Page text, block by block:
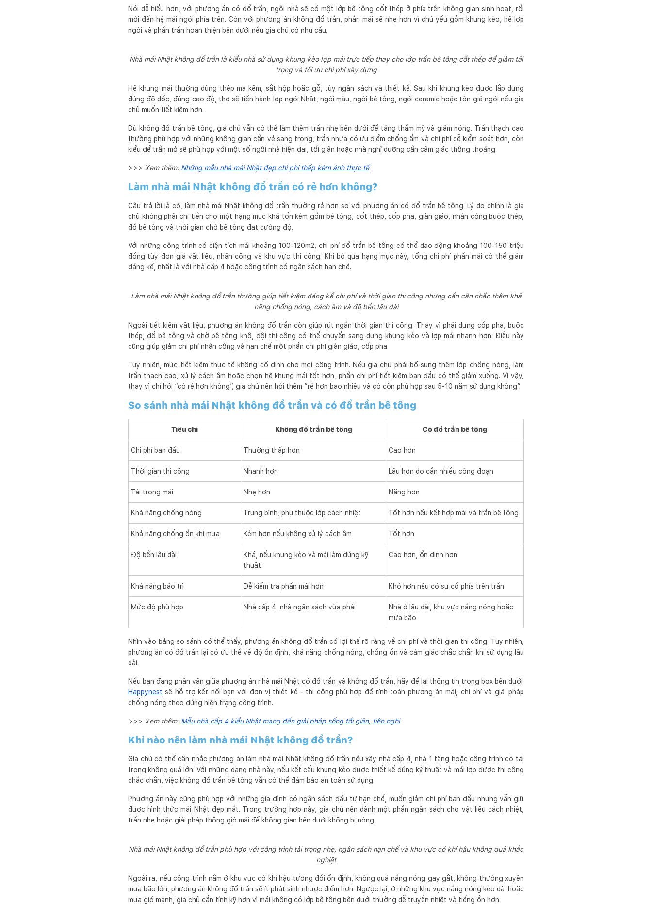
Nói dễ hiểu hơn, với phương án có đổ trần, ngôi nhà sẽ có một lớp bê tông cốt thép ở phía trên không gian sinh hoạt, rồi
mới đến hệ mái ngói phía trên. Còn với phương án không đổ trần, phần mái sẽ nhẹ hơn vì chủ yếu gồm khung kèo, hệ lợp
ngói và phần trần hoàn thiện bên dưới nếu gia chủ có nhu cầu.
Nhà mái Nhật không đổ trần là kiểu nhà sử dụng khung kèo lợp mái trực tiếp thay cho lớp trần bê tông cốt thép để giảm tải
trọng và tối ưu chi phí xây dựng
Hệ khung mái thường dùng thép mạ kẽm, sắt hộp hoặc gỗ, tùy ngân sách và thiết kế. Sau khi khung kèo được lắp dựng
đúng độ dốc, đúng cao độ, thợ sẽ tiến hành lợp ngói Nhật, ngói màu, ngói bê tông, ngói ceramic hoặc tôn giả ngói nếu gia
chủ muốn tiết kiệm hơn.
Dù không đổ trần bê tông, gia chủ vẫn có thể làm thêm trần nhẹ bên dưới để tăng thẩm mỹ và giảm nóng. Trần thạch cao
thường phù hợp với những không gian cần vẻ sang trọng, trần nhựa có ưu điểm chống ẩm và chi phí dễ kiểm soát hơn, còn
kiểu để trần mở sẽ phù hợp với một số ngôi nhà hiện đại, tối giản hoặc nhà nghỉ dưỡng cần cảm giác thông thoáng.
>>> Xem thêm: Những mẫu nhà mái Nhật đẹp chi phí thấp kèm ảnh thực tế
Làm nhà mái Nhật không đổ trần có rẻ hơn không?
Câu trả lời là có, làm nhà mái Nhật không đổ trần thường rẻ hơn so với phương án có đổ trần bê tông. Lý do chính là gia
chủ không phải chi tiền cho một hạng mục khá tốn kém gồm bê tông, cốt thép, cốp pha, giàn giáo, nhân công buộc thép,
đổ bê tông và thời gian chờ bê tông đạt cường độ.
Với những công trình có diện tích mái khoảng 100-120m2, chi phí đổ trần bê tông có thể dao động khoảng 100-150 triệu
đồng tùy đơn giá vật liệu, nhân công và khu vực thi công. Khi bỏ qua hạng mục này, tổng chi phí phần mái có thể giảm
đáng kể, nhất là với nhà cấp 4 hoặc công trình có ngân sách hạn chế.
Làm nhà mái Nhật không đổ trần thường giúp tiết kiệm đáng kể chi phí và thời gian thi công nhưng cần cân nhắc thêm khả
năng chống nóng, cách âm và độ bền lâu dài
Ngoài tiết kiệm vật liệu, phương án không đổ trần còn giúp rút ngắn thời gian thi công. Thay vì phải dựng cốp pha, buộc
thép, đổ bê tông và chờ bê tông khô, đội thi công có thể chuyển sang dựng khung kèo và lợp mái nhanh hơn. Điều này
cũng giúp giảm chi phí nhân công và hạn chế một phần chi phí giàn giáo, cốp pha.
Tuy nhiên, mức tiết kiệm thực tế không cố định cho mọi công trình. Nếu gia chủ phải bổ sung thêm lớp chống nóng, làm
trần thạch cao, xử lý cách âm hoặc chọn hệ khung mái tốt hơn, phần chi phí tiết kiệm ban đầu có thể giảm xuống. Vì vậy,
thay vì chỉ hỏi “có rẻ hơn không”, gia chủ nên hỏi thêm “rẻ hơn bao nhiêu và có còn phù hợp sau 5-10 năm sử dụng không”.
So sánh nhà mái Nhật không đổ trần và có đổ trần bê tông
Tiêu chí Không đổ trần bê tông Có đổ trần bê tông
Chi phí ban đầu Thường thấp hơn Cao hơn
Thời gian thi công Nhanh hơn Lâu hơn do cần nhiều công đoạn
Tải trọng mái Nhẹ hơn Nặng hơn
Khả năng chống nóng Trung bình, phụ thuộc lớp cách nhiệt Tốt hơn nếu kết hợp mái và trần bê tông
Khả năng chống ồn khi mưa Kém hơn nếu không xử lý cách âm Tốt hơn
Độ bền lâu dài
Khá, nếu khung kèo và mái làm đúng kỹ
thuật
Cao hơn, ổn định hơn
Khả năng bảo trì Dễ kiểm tra phần mái hơn Khó hơn nếu có sự cố phía trên trần
Mức độ phù hợp Nhà cấp 4, nhà ngân sách vừa phải
Nhà ở lâu dài, khu vực nắng nóng hoặc
mưa bão
Nhìn vào bảng so sánh có thể thấy, phương án không đổ trần có lợi thế rõ ràng về chi phí và thời gian thi công. Tuy nhiên,
phương án có đổ trần lại có ưu thế về độ ổn định, khả năng chống nóng, chống ồn và cảm giác chắc chắn khi sử dụng lâu
dài.
Nếu bạn đang phân vân giữa phương án nhà mái Nhật có đổ trần và không đổ trần, hãy để lại thông tin trong box bên dưới.
Happynest sẽ hỗ trợ kết nối bạn với đơn vị thiết kế - thi công phù hợp để tính toán phương án mái, chi phí và giải pháp
chống nóng theo đúng hiện trạng công trình.
>>> Xem thêm: Mẫu nhà cấp 4 kiểu Nhật mang đến giải pháp sống tối giản, tiện nghi
Khi nào nên làm nhà mái Nhật không đổ trần?
Gia chủ có thể cân nhắc phương án làm nhà mái Nhật không đổ trần nếu xây nhà cấp 4, nhà 1 tầng hoặc công trình có tải
trọng không quá lớn. Với những dạng nhà này, nếu kết cấu khung kèo được thiết kế đúng kỹ thuật và mái lợp được thi công
chắc chắn, việc không đổ trần bê tông vẫn có thể đảm bảo an toàn sử dụng.
Phương án này cũng phù hợp với những gia đình có ngân sách đầu tư hạn chế, muốn giảm chi phí ban đầu nhưng vẫn giữ
được hình thức mái Nhật đẹp mắt. Trong trường hợp này, gia chủ nên dành một phần ngân sách cho vật liệu cách nhiệt,
trần nhẹ hoặc giải pháp thông gió mái để không gian bên dưới không bị nóng.
Nhà mái Nhật không đổ trần phù hợp với công trình tải trọng nhẹ, ngân sách hạn chế và khu vực có khí hậu không quá khắc
nghiệt
Ngoài ra, nếu công trình nằm ở khu vực có khí hậu tương đối ổn định, không quá nắng nóng gay gắt, không thường xuyên
mưa bão lớn, phương án không đổ trần sẽ ít phát sinh nhược điểm hơn. Ngược lại, ở những khu vực nắng nóng kéo dài hoặc
mưa gió mạnh, gia chủ cần tính kỹ hơn vì mái không có lớp bê tông bên dưới thường dễ truyền nhiệt và tiếng ồn hơn.